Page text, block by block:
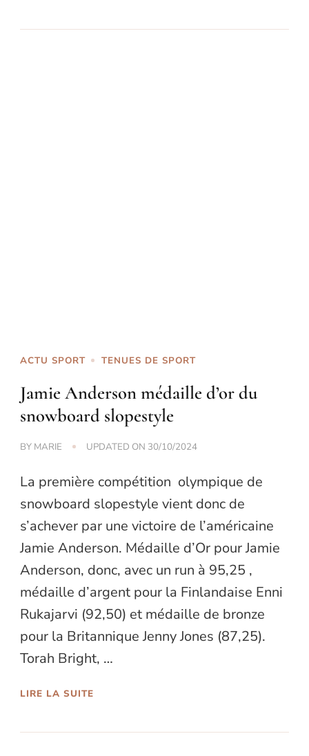
ACTU SPORT TENUES DE SPORT
Jamie Anderson médaille d’or du
snowboard slopestyle
BY MARIE UPDATED ON 30/10/2024
La première compétition olympique de
snowboard slopestyle vient donc de
s’achever par une victoire de l’américaine
Jamie Anderson. Médaille d’Or pour Jamie
Anderson, donc, avec un run à 95,25 ,
médaille d’argent pour la Finlandaise Enni
Rukajarvi (92,50) et médaille de bronze
pour la Britannique Jenny Jones (87,25).
Torah Bright, …
LIRE LA SUITE